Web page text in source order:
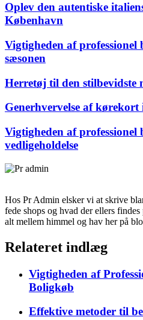
Oplev den autentiske
København
Vigtigheden af
sæsonen
Herretøj til den stilbevidste
Generhvervelse af
Vigtigheden af professionel
vedligeholdelse
Hos Pr Admin elsker vi at skrive
fede shops og hvad der ellers
alt mellem himmel og hav her på
Relateret indlæg
Vigtigheden af
Boligkøb
Effektive metoder til